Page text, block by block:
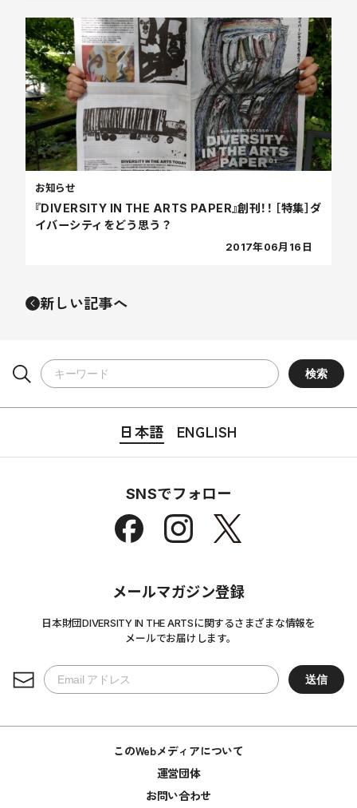
『DIVERSITY IN THE ARTS PAPER』創刊！！ ［特集］ダ
イバーシティをどう思う？
お知らせ
2017年06月16日
新しい記事へ
日本語 ENGLISH
SNSでフォロー
メールマガジン登録
日本財団DIVERSITY IN THE ARTSに関するさまざまな情報を
メールでお届けします。
このWebメディアについて
運営団体
お問い合わせ